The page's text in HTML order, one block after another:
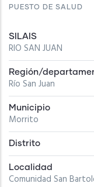
PUESTO DE SALUD
SILAIS
RIO SAN JUAN
Región/
Río San Juan
Municipio
Morrito
Distrito
Localidad
Comunidad San